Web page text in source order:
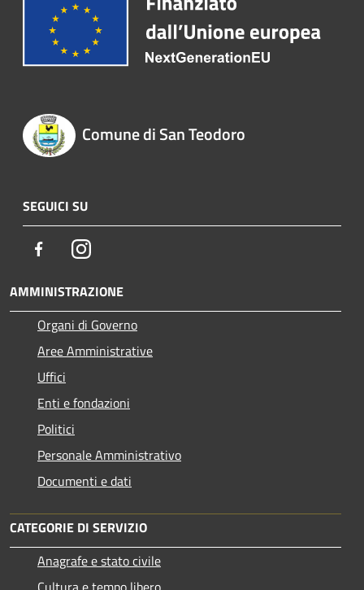
Comune di San Teodoro
SEGUICI SU
FacebookInstagram
AMMINISTRAZIONE
Organi di Governo
Aree Amministrative
Uffici
Enti e fondazioni
Politici
Personale Amministrativo
Documenti e dati
CATEGORIE DI SERVIZIO
Anagrafe e stato civile